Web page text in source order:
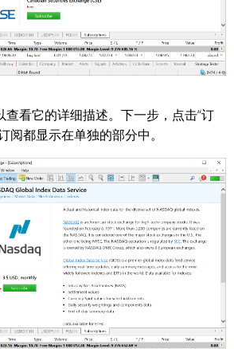
查看它的详细描述。下一步，点击“订
阅都显示在单独的部分中。